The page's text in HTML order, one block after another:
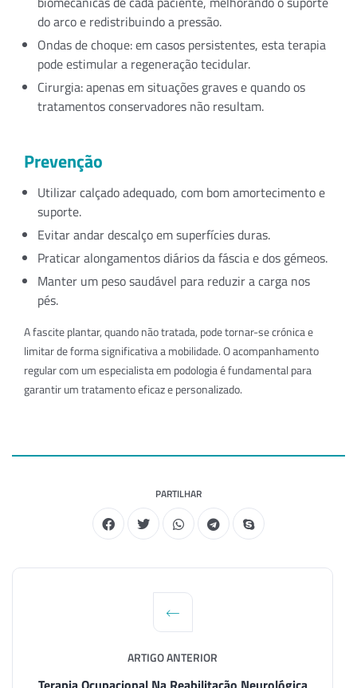
do arco e redistribuindo a pressão.
Ondas de choque: em casos persistentes, esta terapia
pode estimular a regeneração tecidular.
Cirurgia: apenas em situações graves e quando os
tratamentos conservadores não resultam.
Prevenção
Utilizar calçado adequado, com bom amortecimento e
suporte.
Evitar andar descalço em superfícies duras.
Praticar alongamentos diários da fáscia e dos gémeos.
Manter um peso saudável para reduzir a carga nos
pés.
A fascite plantar, quando não tratada, pode tornar-se crónica e
limitar de forma significativa a mobilidade. O acompanhamento
regular com um especialista em podologia é fundamental para
garantir um tratamento eficaz e personalizado.
PARTILHAR
ARTIGO ANTERIOR